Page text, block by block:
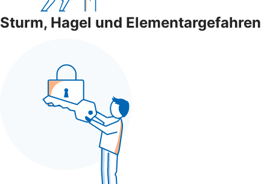
Sturm, Hagel und Elementargefahren